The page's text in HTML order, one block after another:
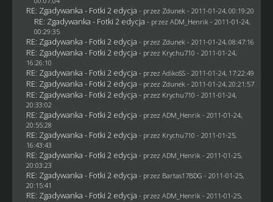
RE: Zgadywanka - Fotki 2 edycja - przez Zdunek - 2011-01-24, 00:19:20
RE: Zgadywanka - Fotki 2 edycja - przez ADM_Henrik - 2011-01-24,
00:29:35
RE: Zgadywanka - Fotki 2 edycja - przez Zdunek - 2011-01-24, 08:47:16
RE: Zgadywanka - Fotki 2 edycja - przez Krychu710 - 2011-01-24,
16:26:10
RE: Zgadywanka - Fotki 2 edycja - przez AdikoSS - 2011-01-24, 17:22:49
RE: Zgadywanka - Fotki 2 edycja - przez Zdunek - 2011-01-24, 20:21:57
RE: Zgadywanka - Fotki 2 edycja - przez Krychu710 - 2011-01-24,
20:33:02
RE: Zgadywanka - Fotki 2 edycja - przez ADM_Henrik - 2011-01-24,
20:55:28
RE: Zgadywanka - Fotki 2 edycja - przez Krychu710 - 2011-01-25,
16:43:43
RE: Zgadywanka - Fotki 2 edycja - przez ADM_Henrik - 2011-01-25,
20:03:23
RE: Zgadywanka - Fotki 2 edycja - przez Bartas17BDG - 2011-01-25,
20:15:41
RE: Zgadywanka - Fotki 2 edycja - przez ADM_Henrik - 2011-01-25,